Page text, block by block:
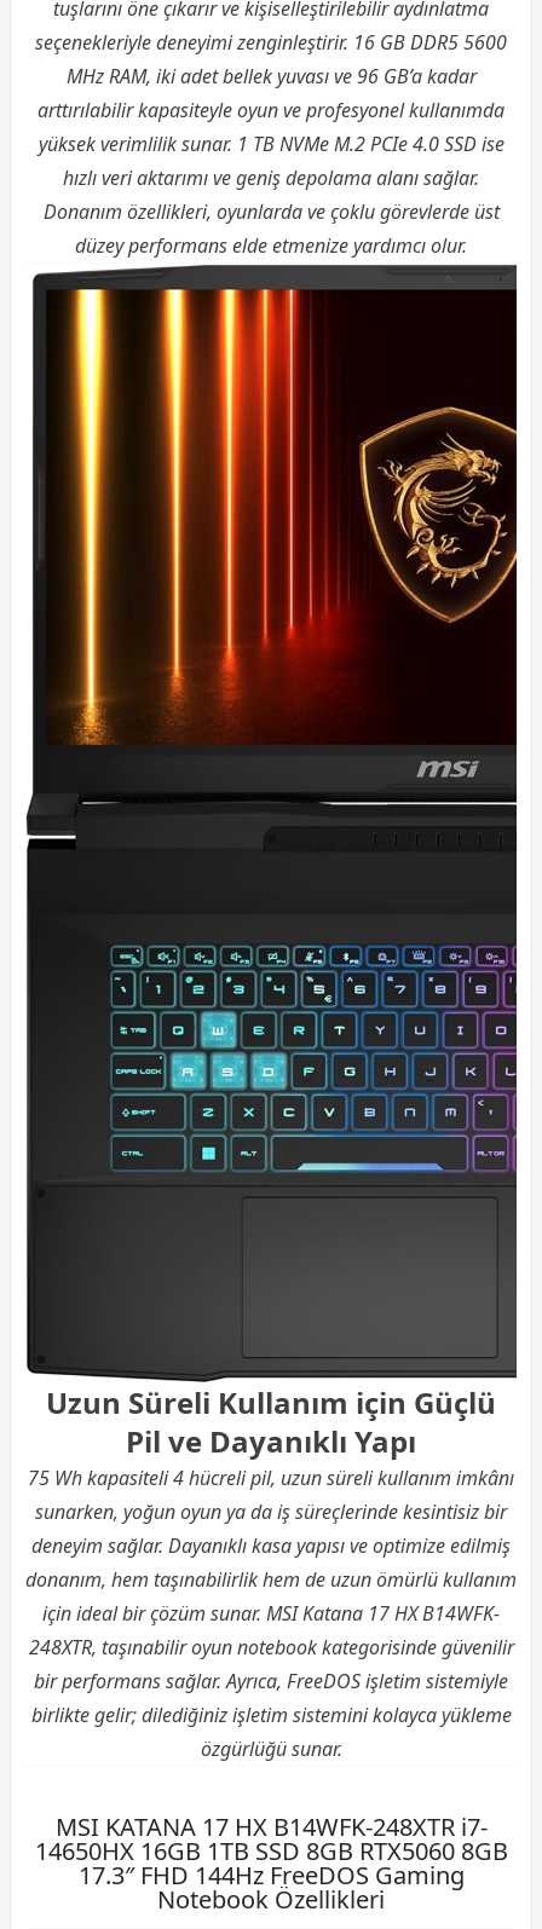
tuşlarını öne çıkarır ve kişiselleştirilebilir aydınlatma
seçenekleriyle deneyimi zenginleştirir. 16 GB DDR5 5600
MHz RAM, iki adet bellek yuvası ve 96 GB’a kadar
arttırılabilir kapasiteyle oyun ve profesyonel kullanımda
yüksek verimlilik sunar. 1 TB NVMe M.2 PCIe 4.0 SSD ise
hızlı veri aktarımı ve geniş depolama alanı sağlar.
Donanım özellikleri, oyunlarda ve çoklu görevlerde üst
düzey performans elde etmenize yardımcı olur.
Uzun Süreli Kullanım için Güçlü
Pil ve Dayanıklı Yapı
75 Wh kapasiteli 4 hücreli pil, uzun süreli kullanım imkânı
sunarken, yoğun oyun ya da iş süreçlerinde kesintisiz bir
deneyim sağlar. Dayanıklı kasa yapısı ve optimize edilmiş
donanım, hem taşınabilirlik hem de uzun ömürlü kullanım
için ideal bir çözüm sunar. MSI Katana 17 HX B14WFK-
248XTR, taşınabilir oyun notebook kategorisinde güvenilir
bir performans sağlar. Ayrıca, FreeDOS işletim sistemiyle
birlikte gelir; dilediğiniz işletim sistemini kolayca yükleme
özgürlüğü sunar.
MSI KATANA 17 HX B14WFK-248XTR i7-
14650HX 16GB 1TB SSD 8GB RTX5060 8GB
17.3″ FHD 144Hz FreeDOS Gaming
Notebook Özellikleri